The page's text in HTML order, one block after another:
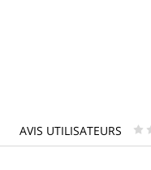
AVIS UTILISATEURS *